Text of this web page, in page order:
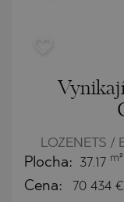
LOZENETS /
Plocha: 37.17 m²
Cena: 70 434